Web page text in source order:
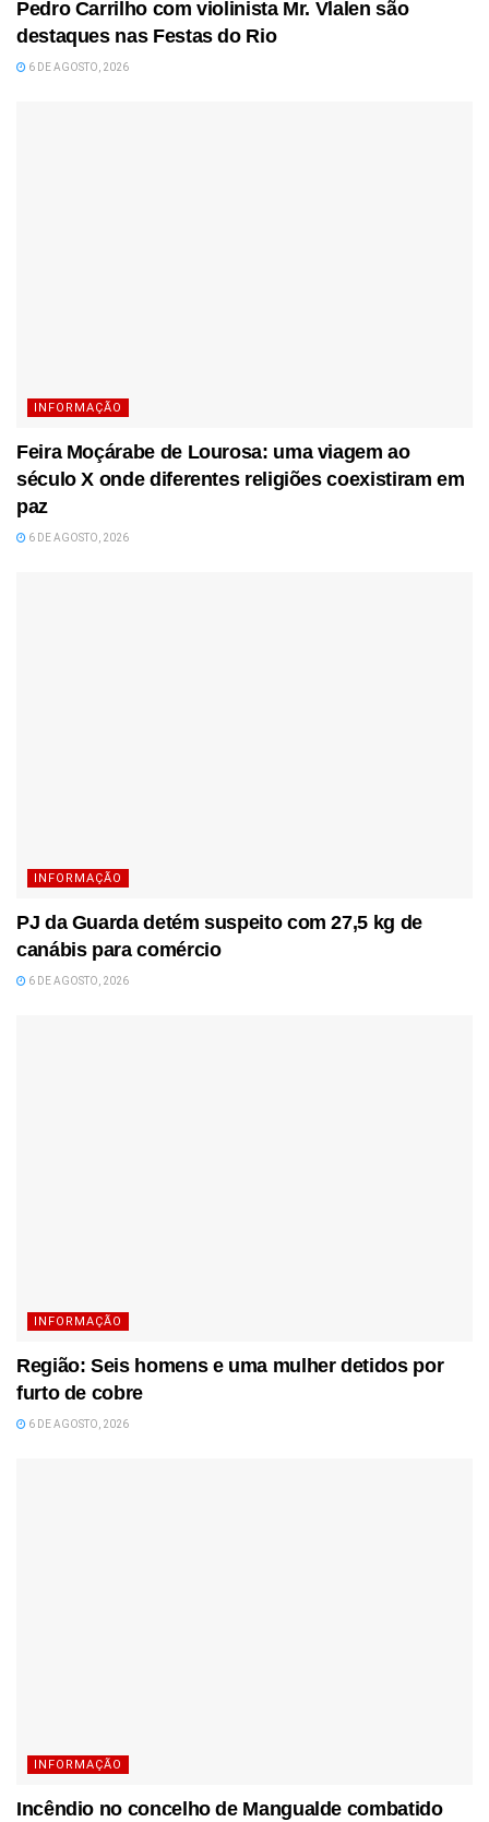
Pedro Carrilho com violinista Mr. Vlalen são
destaques nas Festas do Rio
6 DE AGOSTO, 2026
INFORMAÇÃO
Feira Moçárabe de Lourosa: uma viagem ao
século X onde diferentes religiões coexistiram em
paz
6 DE AGOSTO, 2026
INFORMAÇÃO
PJ da Guarda detém suspeito com 27,5 kg de
canábis para comércio
6 DE AGOSTO, 2026
INFORMAÇÃO
Região: Seis homens e uma mulher detidos por
furto de cobre
6 DE AGOSTO, 2026
INFORMAÇÃO
Incêndio no concelho de Mangualde combatido